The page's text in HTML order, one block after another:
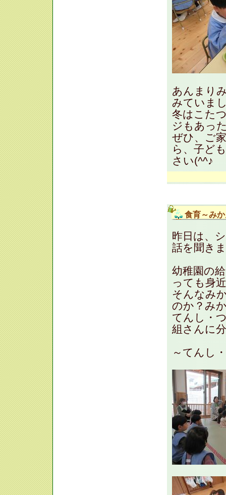
あんまり
みていま
冬はこた
ジもあっ
ぜひ、ご
ら、子ど
さい(^^♪
食育～み
昨日は、
話を聞き
幼稚園の
っても身
そんなみ
のか？み
てんし・
組さんに
～てんし